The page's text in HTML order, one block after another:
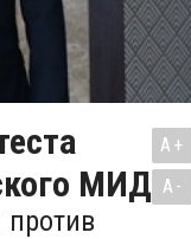
МИД
A+
A-